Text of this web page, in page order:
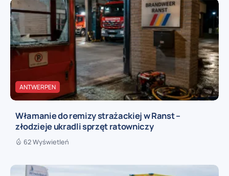
ANTWERPEN
Włamanie do remizy strażackiej w Ranst –
złodzieje ukradli sprzęt ratowniczy
62 Wyświetleń